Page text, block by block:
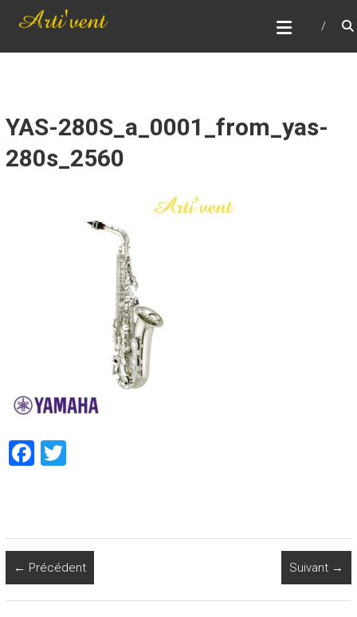
ARTI'VENT
d'instruments à vent
YAS-280S_a_0001_from_yas-
280s_2560
F
o
ok
T
← Précédent Suivant →